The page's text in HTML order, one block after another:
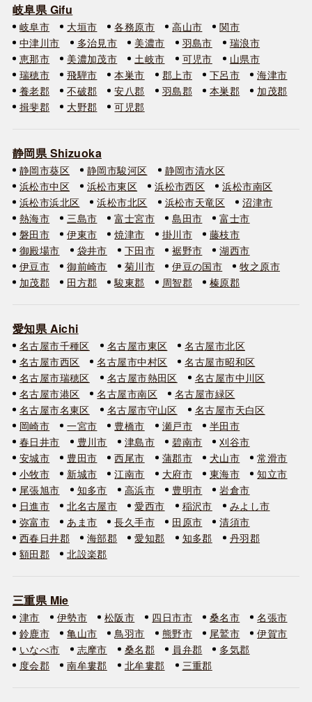
岐阜県 Gifu
岐阜市 大垣市 各務原市 高山市
関市
中津川市
多治見市 美濃市 羽島市
瑞浪市
恵那市
美濃加茂市 土岐市 可児市
山県市
瑞穂市
飛騨市 本巣市 郡上市 下呂市
海津市
養老郡
不破郡 安八郡 羽島郡 本巣郡
加茂郡
揖斐郡
大野郡 可児郡
静岡県 Shizuoka
静岡市葵区 静岡市駿河区
静岡市清水区
浜松市中区
浜松市東区 浜松市西区
浜松市南区
浜松市浜北区
浜松市北区 浜松市天竜区
沼津市
熱海市
三島市 富士宮市 島田市
富士市
磐田市
伊東市 焼津市 掛川市
藤枝市
御殿場市
袋井市 下田市 裾野市
湖西市
伊豆市
御前崎市 菊川市 伊豆の国市
牧之原市
加茂郡
田方郡 駿東郡 周智郡 榛原郡
愛知県 Aichi
名古屋市千種区 名古屋市東区
名古屋市北区
名古屋市西区
名古屋市中村区
名古屋市昭和区
名古屋市瑞穂区
名古屋市熱田区
名古屋市中川区
名古屋市港区
名古屋市南区
名古屋市緑区
名古屋市名東区
名古屋市守山区
名古屋市天白区
岡崎市
一宮市 豊橋市 瀬戸市
半田市
春日井市
豊川市 津島市 碧南市
刈谷市
安城市
豊田市 西尾市 蒲郡市 犬山市
常滑市
小牧市
新城市 江南市 大府市 東海市
知立市
尾張旭市
知多市 高浜市 豊明市
岩倉市
日進市
北名古屋市 愛西市 稲沢市
みよし市
弥富市
あま市 長久手市 田原市
清須市
西春日井郡
海部郡 愛知郡 知多郡
丹羽郡
額田郡
北設楽郡
三重県 Mie
津市 伊勢市 松阪市 四日市市 桑名市
名張市
鈴鹿市
亀山市 鳥羽市 熊野市 尾鷲市
伊賀市
いなべ市
志摩市 桑名郡 員弁郡
多気郡
度会郡
南牟婁郡 北牟婁郡 三重郡